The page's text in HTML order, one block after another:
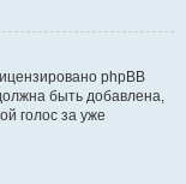
phpBB
быть добавлена,
голос за уже